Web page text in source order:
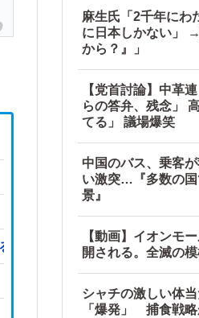
麻生氏「2千年にわ
に日本しかない」
から？』」
【党首討論】中革
らの答弁、残念」
てる」 議場爆笑
中国のバス、乗客
い激突…『多数の
景』
【動画】イオンモ
開される。全滅の
シャチの激しい体
「爆発」 捕食戦